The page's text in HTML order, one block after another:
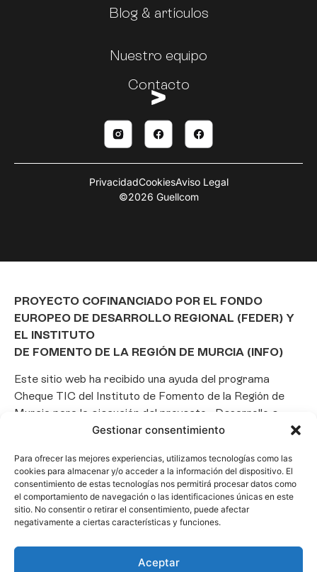
Gestionar consentimiento
Para ofrecer las mejores experiencias, utilizamos tecnologías como las
cookies para almacenar y/o acceder a la información del dispositivo. El
consentimiento de estas tecnologías nos permitirá procesar datos como
el comportamiento de navegación o las identificaciones únicas en este
sitio. No consentir o retirar el consentimiento, puede afectar
negativamente a ciertas características y funciones.
Aceptar
Blog & artículos
Nuestro equipo
Contacto
©2026 Guellcom
PrivacidadCookiesAviso Legal
PROYECTO COFINANCIADO POR EL FONDO
EUROPEO DE DESARROLLO REGIONAL (FEDER) Y
EL INSTITUTO
DE FOMENTO DE LA REGIÓN DE MURCIA (INFO)
Este sitio web ha recibido una ayuda del programa
Cheque TIC del Instituto de Fomento de la Región de
Murcia para la ejecución del proyecto «Desarrollo e
implantación de un Chatbot de Inteligencia Artificial
promover la transformación digital, la automatización
de consultas y la optimización de la gestión de clientes
en el ámbito empresarial.